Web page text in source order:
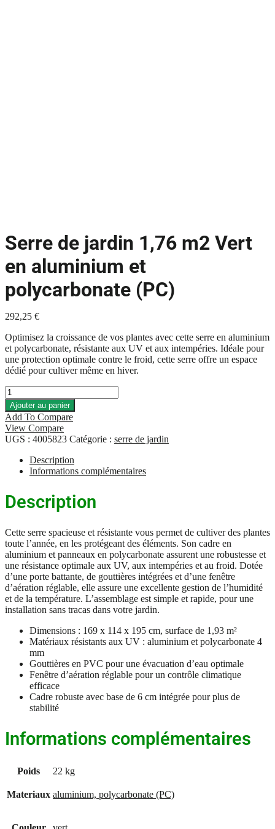
Serre de jardin 1,76 m2 Vert
en aluminium et
polycarbonate (PC)
292,25 €
Optimisez la croissance de vos plantes avec cette serre en aluminium
et polycarbonate, résistante aux UV et aux intempéries. Idéale pour
une protection optimale contre le froid, cette serre offre un espace
dédié pour cultiver même en hiver.
quantité
de
Serre
de
jardin
1,76
Vert
et
polycarbonate
Ajouter au panier
Add To Compare
View Compare
UGS : 4005823 Catégorie : serre de jardin
Description
Informations complémentaires
Description
Cette serre spacieuse et résistante vous permet de cultiver des plantes
toute l’année, en les protégeant des éléments. Son cadre en
aluminium et panneaux en polycarbonate assurent une robustesse et
une résistance optimale aux UV, aux intempéries et au froid. Dotée
d’une porte battante, de gouttières intégrées et d’une fenêtre
d’aération réglable, elle assure une excellente gestion de l’humidité
et de la température. L’assemblage est simple et rapide, pour une
installation sans tracas dans votre jardin.
Dimensions : 169 x 114 x 195 cm, surface de 1,93 m²
Matériaux résistants aux UV : aluminium et polycarbonate 4
mm
Gouttières en PVC pour une évacuation d’eau optimale
Fenêtre d’aération réglable pour un contrôle climatique
efficace
Cadre robuste avec base de 6 cm intégrée pour plus de
stabilité
Informations complémentaires
Poids 22 kg
Materiaux aluminium, polycarbonate (PC)